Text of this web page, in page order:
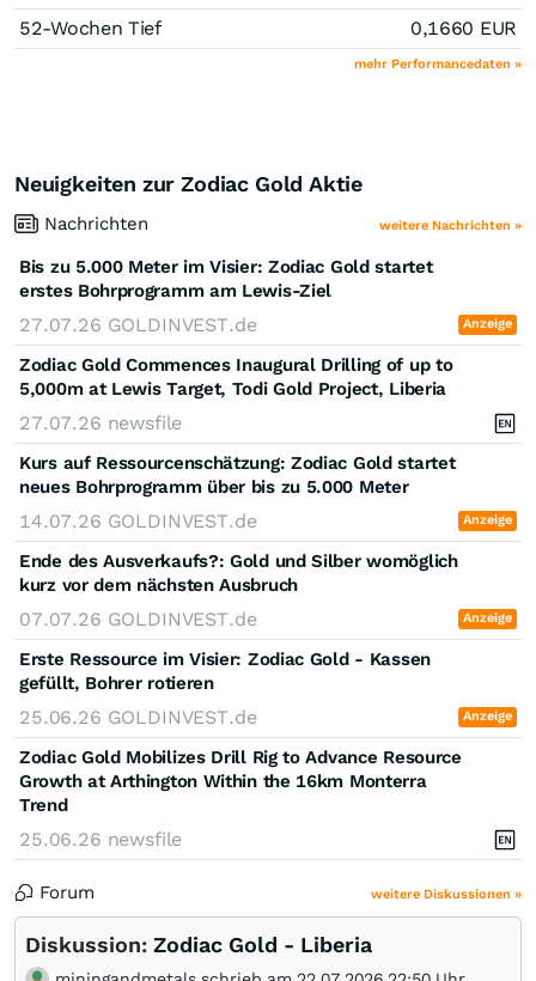
52-Wochen Tief 0,1660 EUR
mehr Performancedaten »
Neuigkeiten zur Zodiac Gold Aktie
Nachrichten weitere Nachrichten »
Bis zu 5.000 Meter im Visier: Zodiac Gold startet
erstes Bohrprogramm am Lewis-Ziel
27.07.26 GOLDINVEST.de Anzeige
Zodiac Gold Commences Inaugural Drilling of up to
5,000m at Lewis Target, Todi Gold Project, Liberia
27.07.26 newsfile
Kurs auf Ressourcenschätzung: Zodiac Gold startet
neues Bohrprogramm über bis zu 5.000 Meter
14.07.26 GOLDINVEST.de Anzeige
Ende des Ausverkaufs?: Gold und Silber womöglich
kurz vor dem nächsten Ausbruch
07.07.26 GOLDINVEST.de Anzeige
Erste Ressource im Visier: Zodiac Gold - Kassen
gefüllt, Bohrer rotieren
25.06.26 GOLDINVEST.de Anzeige
Zodiac Gold Mobilizes Drill Rig to Advance Resource
Growth at Arthington Within the 16km Monterra
Trend
25.06.26 newsfile
Forum weitere Diskussionen »
Diskussion: Zodiac Gold - Liberia